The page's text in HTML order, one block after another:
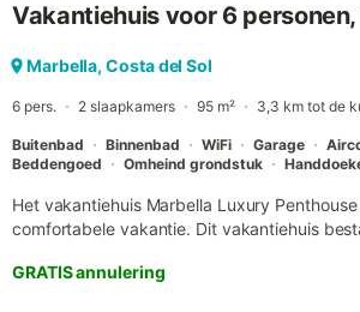
Vakantiehuis voor 6
Marbella, Costa del Sol
6 pers. 2 slaapkamers 95 m² 3,3 km tot de
Buitenbad Binnenbad WiFi Garage
Beddengoed
Omheind grondstuk
Het vakantiehuis Marbella Luxury
comfortabele vakantie. Dit vakantiehuis
(geschikt voor videogesprekken),
en een kinderstoel zijn ook beschikbaar.
GRATIS annulering